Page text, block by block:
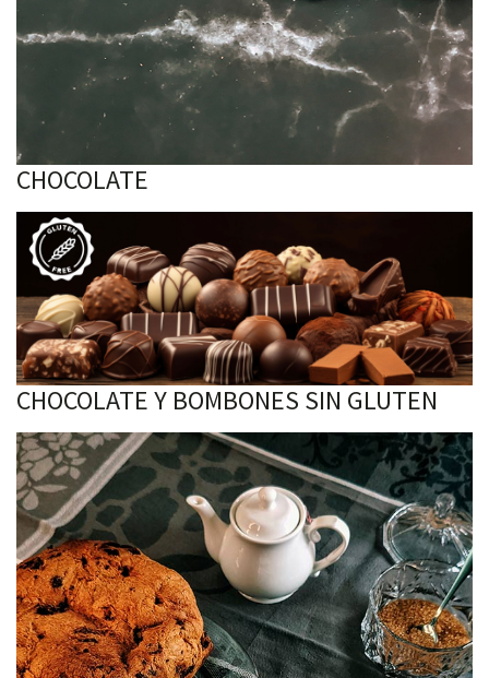
CHOCOLATE
CHOCOLATE Y BOMBONES SIN GLUTEN